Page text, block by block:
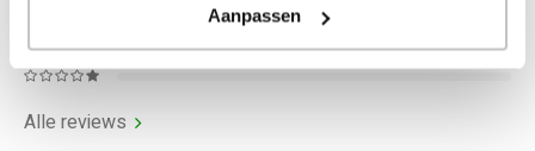
Aanpassen
Alle reviews